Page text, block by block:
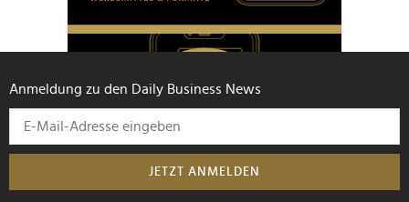
Anmeldung zu den Daily Business News
JETZT ANMELDEN